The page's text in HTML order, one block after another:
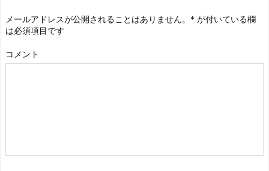
メールアドレスが公開されることはありません。 * が付いている欄
は必須項目です
コメント